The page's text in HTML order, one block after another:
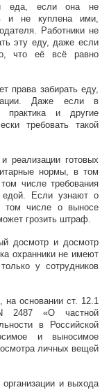
еда, если она не
и не куплена ими,
Работники не
эту еду, даже если
что её всё равно
права забирать еду,
Даже если в
практика и другие
требовать такой
реализации готовых
нормы, в том
числе требования
едой. Если узнают о
том числе о выносе
грозить штраф.
досмотр и досмотр
охранники не имеют
у сотрудников
на основании ст. 12.1
2487 «О частной
в Российской
и выносимое
личных вещей
и выхода